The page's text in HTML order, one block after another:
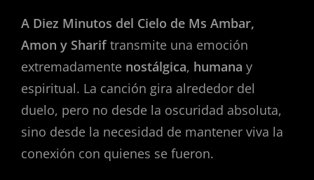
A Diez Minutos del Cielo de Ms Ambar,
Amon y Sharif transmite una emoción
extremadamente nostálgica, humana y
espiritual. La canción gira alrededor del
duelo, pero no desde la oscuridad absoluta,
sino desde la necesidad de mantener viva la
conexión con quienes se fueron.